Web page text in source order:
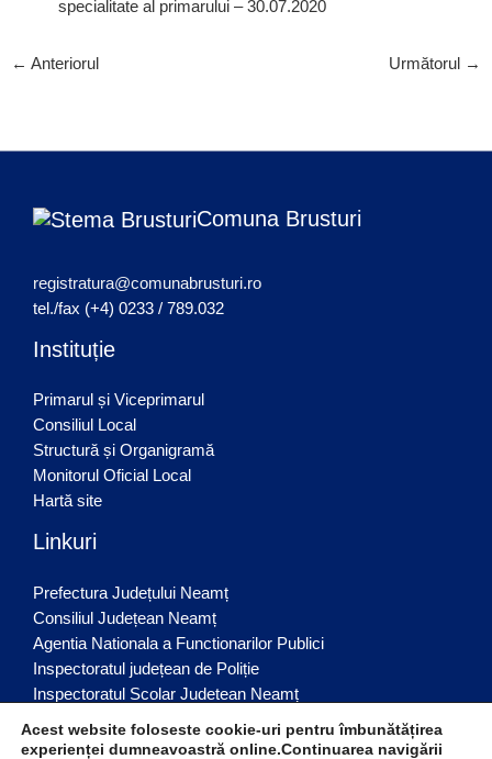
specialitate al primarului – 30.07.2020
← Anteriorul Următorul →
Comuna Brusturi
registratura@comunabrusturi.ro
tel./fax (+4) 0233 / 789.032
Instituție
Primarul și Viceprimarul
Consiliul Local
Structură și Organigramă
Monitorul Oficial Local
Hartă site
Linkuri
Prefectura Județului Neamț
Consiliul Județean Neamț
Agentia Nationala a Functionarilor Publici
Inspectoratul județean de Poliție
Inspectoratul Scolar Judetean Neamț
Acest website foloseste cookie-uri pentru îmbunătățirea
experienței dumneavoastră online.Continuarea navigării